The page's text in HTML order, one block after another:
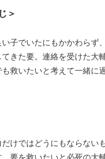
＞
子でいたにもかかわらず
てきた要。連絡を受けた大
も救いたいと考えて一緒に
けではどうにもならない
要を救いたいと必死の大